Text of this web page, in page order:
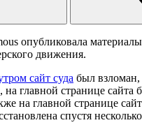
опубликовала материалы
движения.
сайт суда был
главной странице
на главной странице
спустя